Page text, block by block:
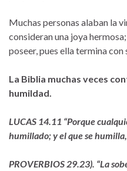
Muchas personas alaban la
consideran una joya
poseer, pues ella termina con
La Biblia muchas veces
humildad.
LUCAS 14.11 “Porque
humillado; y el que se
PROVERBIOS 29.23). “La